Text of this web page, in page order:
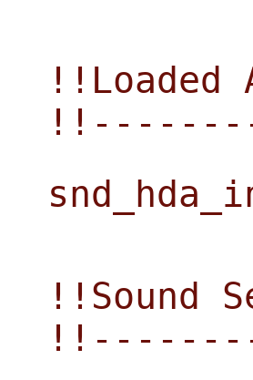
!!Loaded
!!Sound